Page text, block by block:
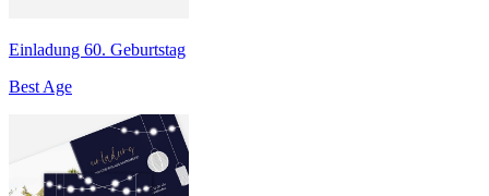
Einladung 60. Geburtstag
Best Age